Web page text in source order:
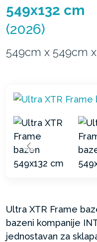
549x132 cm
(2026)
549cm x 549cm x
Ultra XTR Frame
bazeni kompanije
jednostavan za